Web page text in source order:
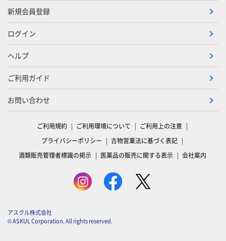
新規会員登録
ログイン
ヘルプ
ご利用ガイド
お問い合わせ
ご利用規約 ご利用環境について
ご利用上の注意
プライバシーポリシー
古物営業法に基づく表記
酒類販売管理者標識の掲示
医薬品の販売に関する表示 会社案内
アスクル株式会社
© ASKUL Corporation. All rights reserved.